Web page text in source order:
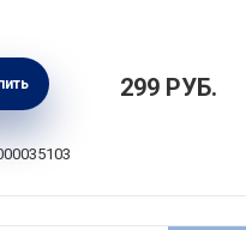
белый с
& Williams,
299 РУБ.